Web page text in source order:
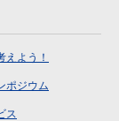
えよう！
ポジウム
ス